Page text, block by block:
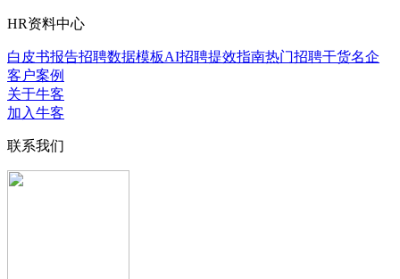
HR资料中心
白皮书报告招聘数据模板AI招聘提效指南热门招聘干货名企
客户案例
关于牛客
加入牛客
联系我们